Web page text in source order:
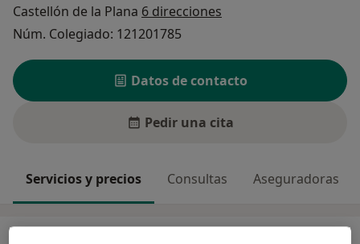
Castellón de la Plana 6 direcciones
Núm. Colegiado: 121201785
Datos de contacto
Pedir una cita
Servicios y precios Consultas Aseguradoras